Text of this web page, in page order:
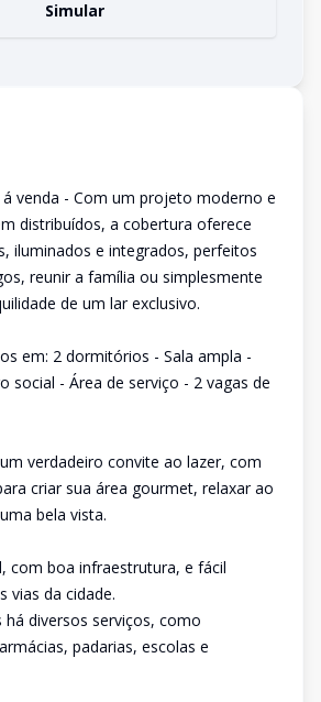
Simular
venda - Com um projeto moderno e
distribuídos, a cobertura oferece
iluminados e integrados, perfeitos
reunir a família ou simplesmente
de um lar exclusivo.
em: 2 dormitórios - Sala ampla -
social - Área de serviço - 2 vagas de
verdadeiro convite ao lazer, com
criar sua área gourmet, relaxar ao
bela vista.
com boa infraestrutura, e fácil
vias da cidade.
há diversos serviços, como
padarias, escolas e